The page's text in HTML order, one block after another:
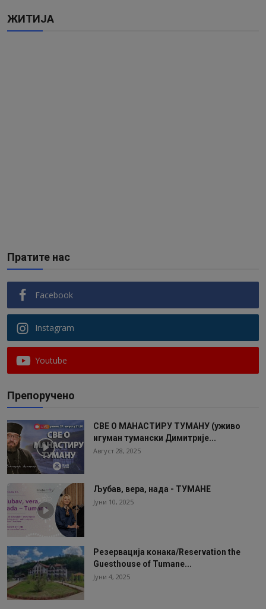
ЖИТИЈА
Пратите нас
Facebook
Instagram
Youtube
Препоручено
СВЕ О МАНАСТИРУ ТУМАНУ (уживо
игуман тумански Димитрије...
Август 28, 2025
Љубав, вера, нада - ТУМАНЕ
Јуни 10, 2025
Резервација конака/Reservation the
Guesthouse of Tumane...
Јуни 4, 2025